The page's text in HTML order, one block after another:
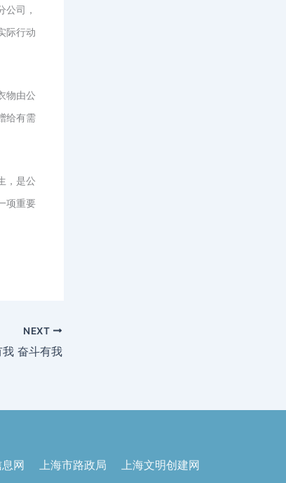
公司，
际行动
物由公
给有需
，是公
项重要
NEXT
我 奋斗有我
息网 上海市路政局 上海文明创建网